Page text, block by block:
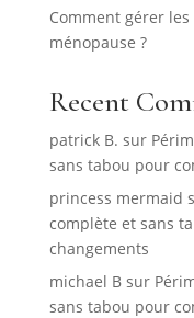
Comment gérer
ménopause ?
Recent
patrick B. sur
sans tabou pour
princess mermaid
complète et sans
changements
michael Bsur
sans tabou pour